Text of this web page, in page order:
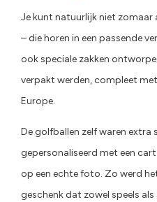
Je kunt natuurlijk niet zomaar
– die horen in een passende
ook speciale zakken
verpakt werden, compleet
Europe.
De golfballen zelf waren extra
gepersonaliseerd met een
op een echte foto. Zo werd
geschenk dat zowel speels